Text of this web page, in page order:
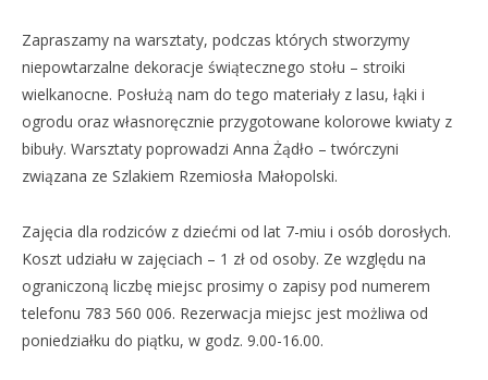
Zapraszamy na warsztaty, podczas których stworzymy
niepowtarzalne dekoracje świątecznego stołu – stroiki
wielkanocne. Posłużą nam do tego materiały z lasu, łąki i
ogrodu oraz własnoręcznie przygotowane kolorowe kwiaty z
bibuły. Warsztaty poprowadzi Anna Żądło – twórczyni
związana ze Szlakiem Rzemiosła Małopolski.
Zajęcia dla rodziców z dziećmi od lat 7-miu i osób dorosłych.
Koszt udziału w zajęciach – 1 zł od osoby. Ze względu na
ograniczoną liczbę miejsc prosimy o zapisy pod numerem
telefonu 783 560 006. Rezerwacja miejsc jest możliwa od
poniedziałku do piątku, w godz. 9.00-16.00.